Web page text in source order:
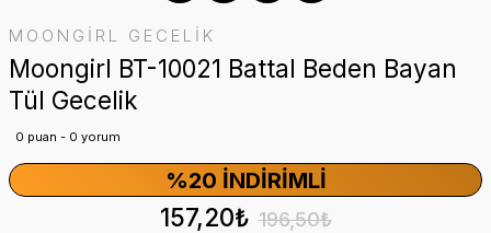
MOONGİRL GECELİK
Moongirl BT-10021 Battal Beden Bayan
Tül Gecelik
0 puan - 0 yorum
%20 İNDIRIMLI
157,20₺ 196,50₺